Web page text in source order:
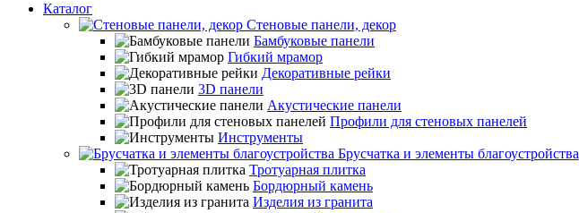
Каталог
Стеновые панели, декор
Бамбуковые панели
Гибкий мрамор
Декоративные рейки
3D панели
Акустические панели
Профили для стеновых панелей
Инструменты
Брусчатка и элементы благоустройства
Тротуарная плитка
Бордюрный камень
Изделия из гранита